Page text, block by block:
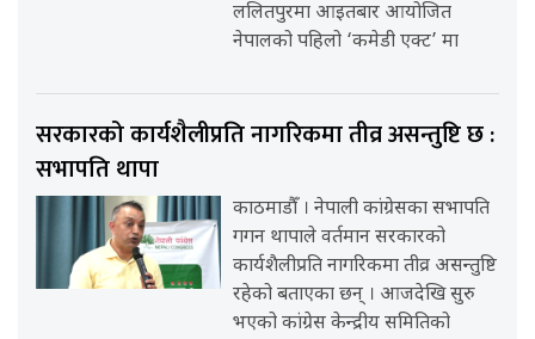
ललितपुरमा आइतबार आयोजित
नेपालको पहिलो ‘कमेडी एक्ट’ मा
सरकारको कार्यशैलीप्रति नागरिकमा तीव्र असन्तुष्टि छ :
सभापति थापा
काठमाडौँ । नेपाली कांग्रेसका सभापति
गगन थापाले वर्तमान सरकारको
कार्यशैलीप्रति नागरिकमा तीव्र असन्तुष्टि
रहेको बताएका छन् । आजदेखि सुरु
भएको कांग्रेस केन्द्रीय समितिको